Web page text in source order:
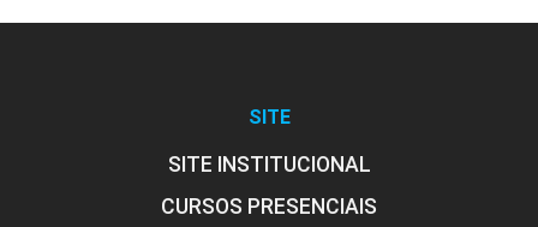
10h
SITE
SITE INSTITUCIONAL
CURSOS PRESENCIAIS